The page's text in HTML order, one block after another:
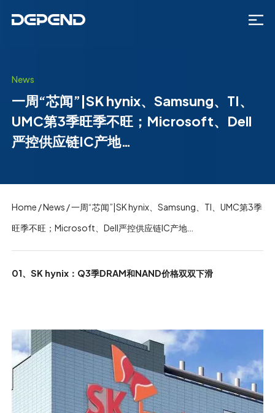
News
一周“芯闻”|SK hynix、Samsung、TI、
UMC第3季旺季不旺；Microsoft、Dell
严控供应链IC产地…
Home /News /一周“芯闻”|SK hynix、Samsung、TI、UMC第3季
旺季不旺；Microsoft、Dell严控供应链IC产地…
01、SK hynix：Q3季DRAM和NAND价格双双下滑